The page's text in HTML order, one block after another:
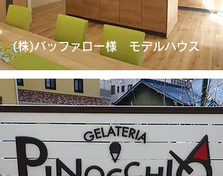
(株)バッファロー様 モデルハウス